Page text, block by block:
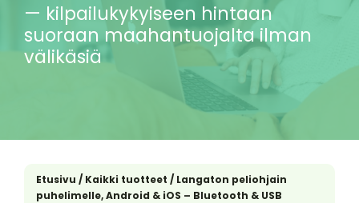
— kilpailukykyiseen hintaan
suoraan maahantuojalta ilman
välikäsiä
Etusivu / Kaikki tuotteet / Langaton peliohjain
puhelimelle, Android & iOS – Bluetooth & USB